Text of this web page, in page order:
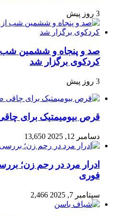
3 روز پیش
صد و پنجاه‌ و ششمین شب
کردکوی برگزار شد
3 روز پیش
قرص بیومیمتیک برای
دسامبر 12, 2025 13,650
ادرار مرد در رحم زن؛
فوری
سپتامبر 7, 2025 2,466